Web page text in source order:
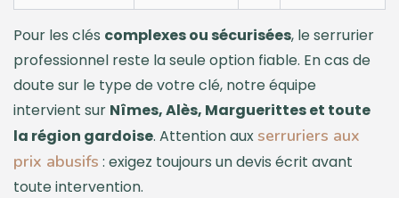
Pour les clés complexes ou sécurisées, le serrurier
professionnel reste la seule option fiable. En cas de
doute sur le type de votre clé, notre équipe
intervient sur Nîmes, Alès, Marguerittes et toute
la région gardoise. Attention auxserruriers aux
prix abusifs : exigez toujours un devis écrit avant
toute intervention.